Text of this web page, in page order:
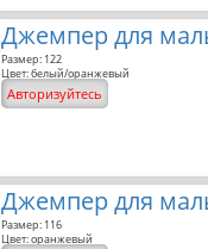
Джемпер для
Размер: 122
Цвет: белый/оранжевый
Авторизуйтесь
Джемпер для
Размер: 116
Цвет: оранжевый